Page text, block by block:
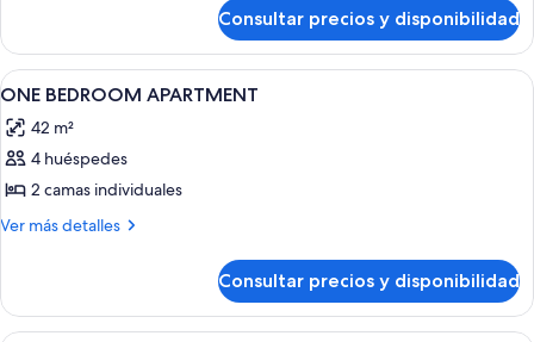
Consultar precios y disponibilidad
Abrir
todas
las
fotos
de
ONE
Caja fuerte, cortinas opacas, cunas
4
ONE BEDROOM APARTMENT
42 m²
4 huéspedes
2 camas individuales
Ver más detalles
Más
BEDROOM
APARTMENT
Consultar precios y disponibilidad